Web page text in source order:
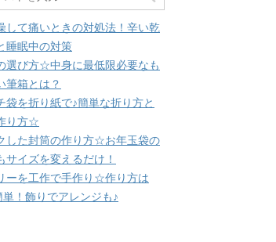
して痛いときの対処法！辛い乾
睡眠中の対策
選び方☆中身に最低限必要なも
筆箱とは？
袋を折り紙で♪簡単な折り方と
り方☆
した封筒の作り方☆お年玉袋の
サイズを変えるだけ！
ーを工作で手作り☆作り方は
！飾りでアレンジも♪